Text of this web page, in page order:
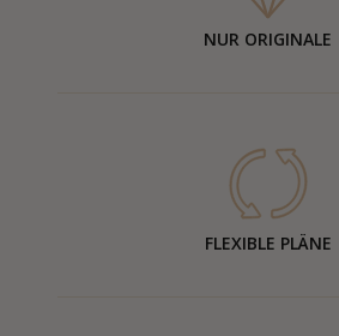
NUR ORIGINALE
FLEXIBLE PLÄNE